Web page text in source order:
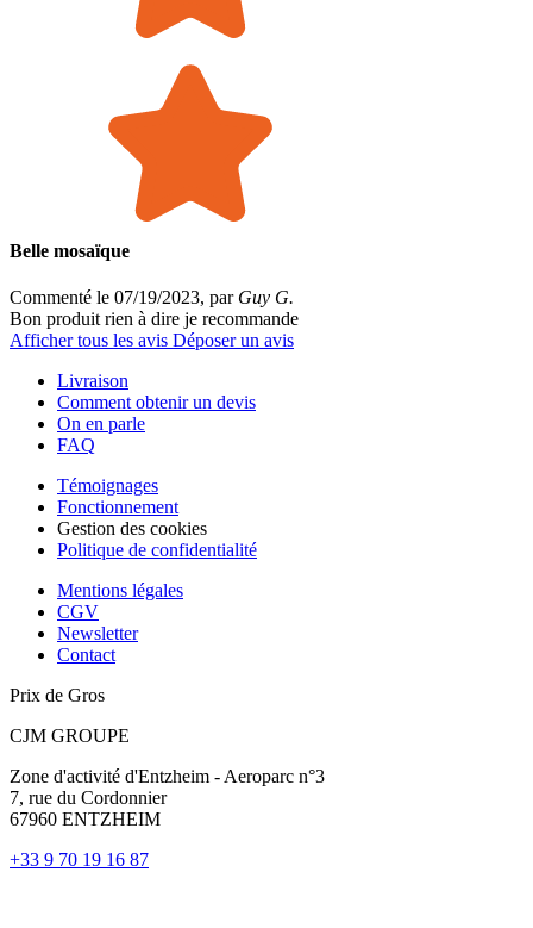
Belle mosaïque
Commenté le 07/19/2023, par Guy G.
Bon produit rien à dire je recommande
Afficher tous les avis Déposer un avis
Livraison
Comment obtenir un devis
On en parle
FAQ
Témoignages
Fonctionnement
Gestion des cookies
Politique de confidentialité
Mentions légales
CGV
Newsletter
Contact
Prix de Gros
CJM GROUPE
Zone d'activité d'Entzheim - Aeroparc n°3
7, rue du Cordonnier
67960 ENTZHEIM
+33 9 70 19 16 87